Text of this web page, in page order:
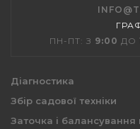
ПН-ПТ: З 9:00 ДО
Діагностика
Збір садової техніки
Заточка і балансування